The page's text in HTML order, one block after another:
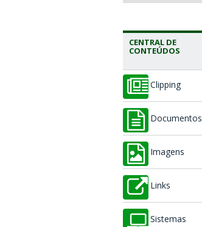
CENTRAL DE
CONTEÚDOS
Clipping
Documentos
Imagens
Links
Sistemas